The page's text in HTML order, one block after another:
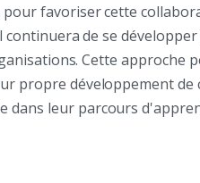
favoriser cette
de se
Cette approche
propre développement de
dans leur parcours